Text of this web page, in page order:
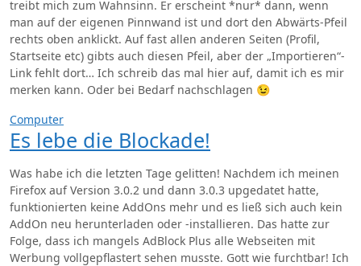
treibt mich zum Wahnsinn. Er erscheint *nur* dann, wenn
man auf der eigenen Pinnwand ist und dort den Abwärts-Pfeil
rechts oben anklickt. Auf fast allen anderen Seiten (Profil,
Startseite etc) gibts auch diesen Pfeil, aber der „Importieren“-
Link fehlt dort… Ich schreib das mal hier auf, damit ich es mir
merken kann. Oder bei Bedarf nachschlagen 😉
Computer
Es lebe die Blockade!
Was habe ich die letzten Tage gelitten! Nachdem ich meinen
Firefox auf Version 3.0.2 und dann 3.0.3 upgedatet hatte,
funktionierten keine AddOns mehr und es ließ sich auch kein
AddOn neu herunterladen oder -installieren. Das hatte zur
Folge, dass ich mangels AdBlock Plus alle Webseiten mit
Werbung vollgepflastert sehen musste. Gott wie furchtbar! Ich